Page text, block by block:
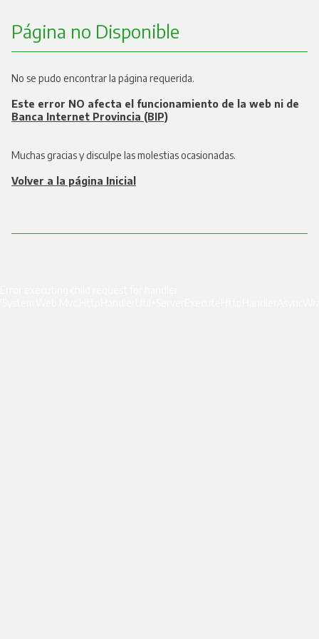
Página no Disponible
No se pudo encontrar la página requerida.
Este error NO afecta el funcionamiento de la web ni de
Banca Internet Provincia (BIP)
Muchas gracias y disculpe las molestias ocasionadas.
Volver a la página Inicial